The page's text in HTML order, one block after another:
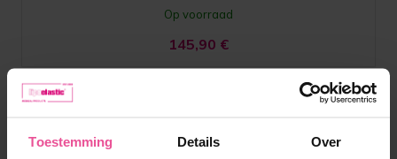
Toestemming Details Over
Op voorraad
145,90 €